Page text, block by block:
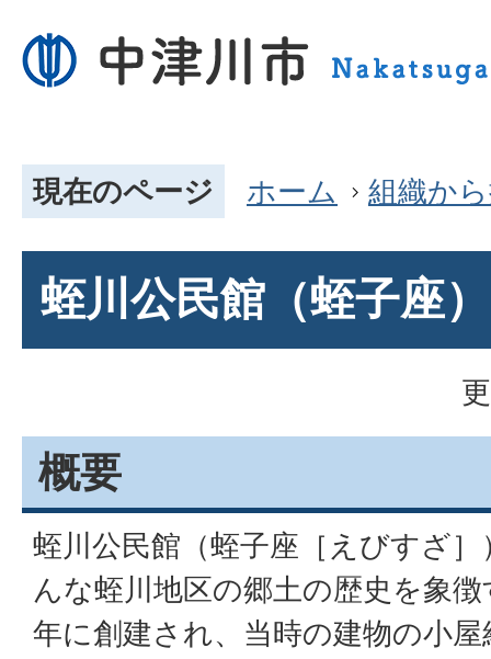
現在のページ ホーム 組織か
蛭川公民館（蛭子座）
概要
蛭川公民館（蛭子座［えびすざ
んな蛭川地区の郷土の歴史を象
年に創建され、当時の建物の小